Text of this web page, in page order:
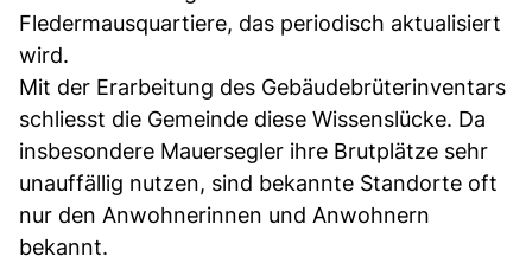
Fledermausquartiere, das periodisch aktualisiert
wird.
Mit der Erarbeitung des Gebäudebrüterinventars
schliesst die Gemeinde diese Wissenslücke. Da
insbesondere Mauersegler ihre Brutplätze sehr
unauffällig nutzen, sind bekannte Standorte oft
nur den Anwohnerinnen und Anwohnern
bekannt.